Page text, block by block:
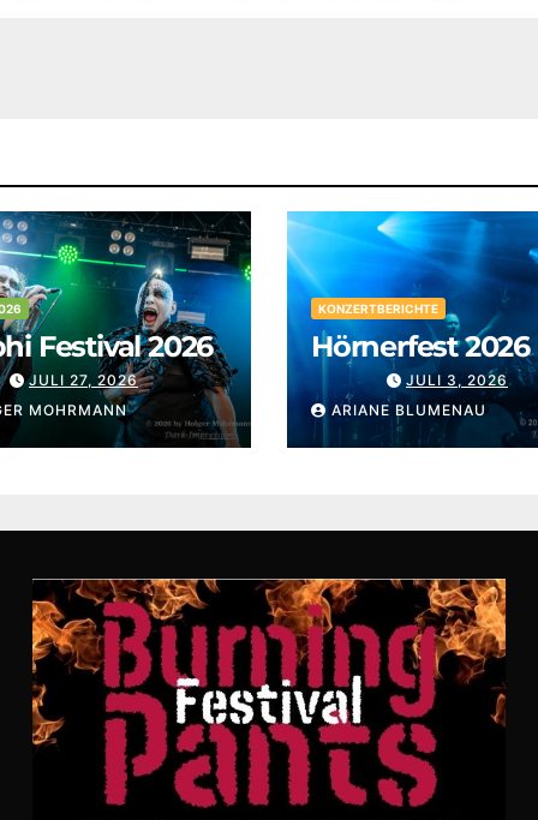
Festival 2026
JULI 27, 2026
MOHRMANN
KONZERTBERICHTE
Hörnerfest 2026
JULI 3, 2026
ARIANE BLUMENAU